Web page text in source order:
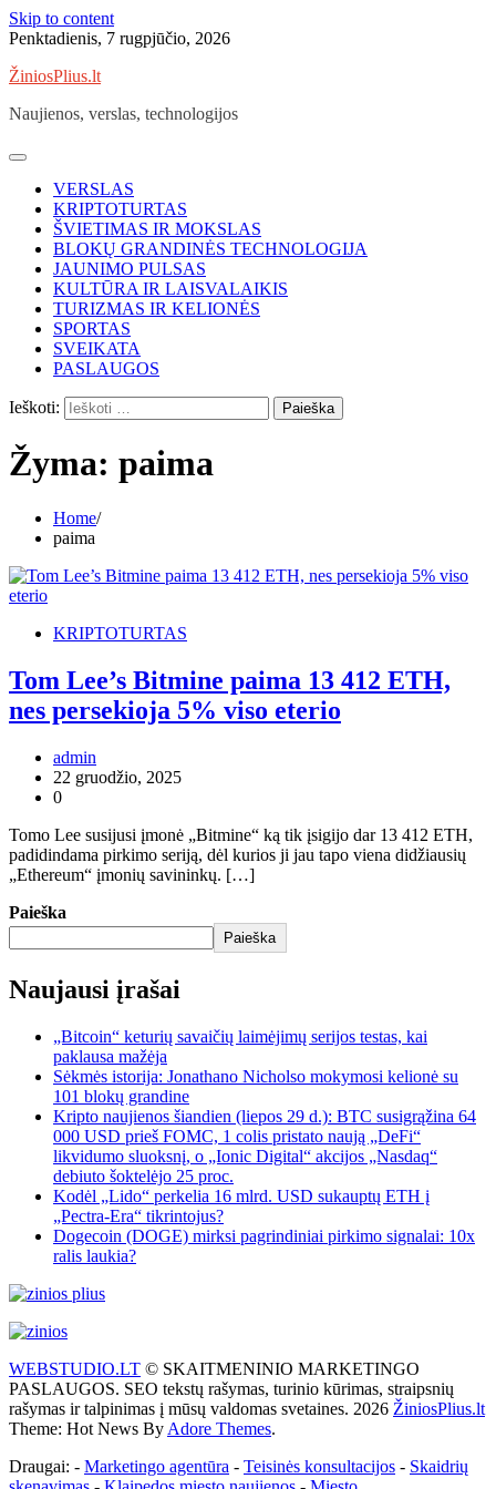
Skip to content
Penktadienis, 7 rugpjūčio, 2026
ŽiniosPlius.lt
Naujienos, verslas, technologijos
VERSLAS
KRIPTOTURTAS
ŠVIETIMAS IR MOKSLAS
BLOKŲ GRANDINĖS TECHNOLOGIJA
JAUNIMO PULSAS
KULTŪRA IR LAISVALAIKIS
TURIZMAS IR KELIONĖS
SPORTAS
SVEIKATA
PASLAUGOS
Ieškoti:
Žyma: paima
Home
paima
KRIPTOTURTAS
Tom Lee’s Bitmine paima 13 412 ETH,
nes persekioja 5% viso eterio
admin
22 gruodžio, 2025
0
Tomo Lee susijusi įmonė „Bitmine“ ką tik įsigijo dar 13 412 ETH,
padidindama pirkimo seriją, dėl kurios ji jau tapo viena didžiausių
„Ethereum“ įmonių savininkų. […]
Paieška
Paieška
Naujausi įrašai
„Bitcoin“ keturių savaičių laimėjimų serijos testas, kai
paklausa mažėja
Sėkmės istorija: Jonathano Nicholso mokymosi kelionė su
101 blokų grandine
Kripto naujienos šiandien (liepos 29 d.): BTC susigrąžina 64
000 USD prieš FOMC, 1 colis pristato naują „DeFi“
likvidumo sluoksnį, o „Ionic Digital“ akcijos „Nasdaq“
debiuto šoktelėjo 25 proc.
Kodėl „Lido“ perkelia 16 mlrd. USD sukauptų ETH į
„Pectra-Era“ tikrintojus?
Dogecoin (DOGE) mirksi pagrindiniai pirkimo signalai: 10x
ralis laukia?
WEBSTUDIO.LT © SKAITMENINIO MARKETINGO
PASLAUGOS. SEO tekstų rašymas, turinio kūrimas, straipsnių
rašymas ir talpinimas į mūsų valdomas svetaines. 2026 ŽiniosPlius.lt
Theme: Hot News By Adore Themes.
Draugai: - Marketingo agentūra - Teisinės konsultacijos - Skaidrių